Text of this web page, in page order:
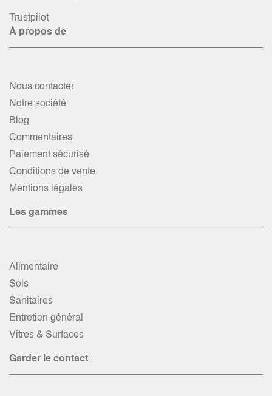
Trustpilot
À propos de
Nous contacter
Notre société
Blog
Commentaires
Paiement sécurisé
Conditions de vente
Mentions légales
Les gammes
Alimentaire
Sols
Sanitaires
Entretien général
Vitres & Surfaces
Garder le contact